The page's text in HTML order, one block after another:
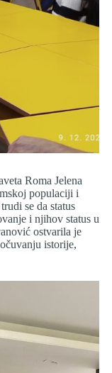
Roma Jelena
populaciji i
se da status
i njihov status u
ostvarila je
istorije,